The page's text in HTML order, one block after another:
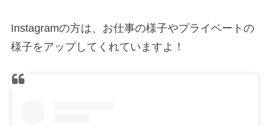
Instagramの方は、お仕事の様子やプライベートの
様子をアップしてくれていますよ！